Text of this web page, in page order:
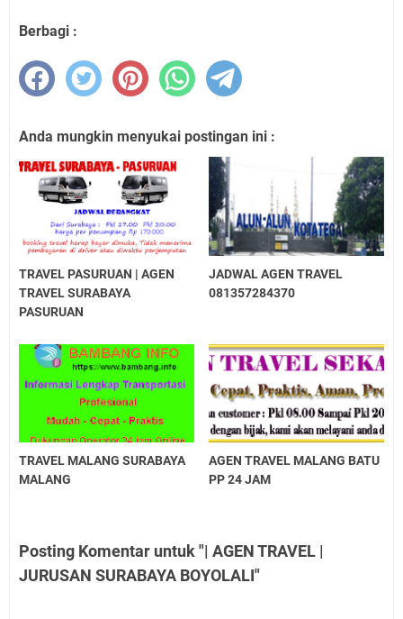
Berbagi :
Anda mungkin menyukai postingan ini :
TRAVEL PASURUAN | AGEN
TRAVEL SURABAYA
PASURUAN
JADWAL AGEN TRAVEL
081357284370
TRAVEL MALANG SURABAYA
MALANG
AGEN TRAVEL MALANG BATU
PP 24 JAM
Posting Komentar untuk "| AGEN TRAVEL |
JURUSAN SURABAYA BOYOLALI"